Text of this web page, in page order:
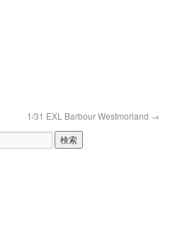
1/31 EXL Barbour Westmorland →